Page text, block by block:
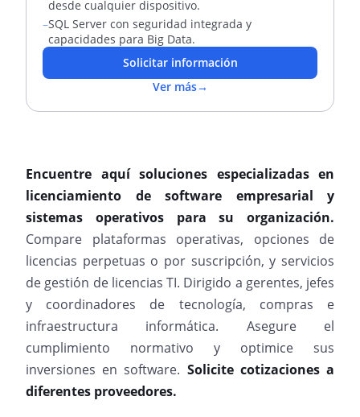
desde cualquier dispositivo.
–SQL Server con seguridad integrada y
capacidades para Big Data.
Solicitar información
Ver más→
Encuentre aquí soluciones especializadas en
licenciamiento de software empresarial y
sistemas operativos para su organización.
Compare plataformas operativas, opciones de
licencias perpetuas o por suscripción, y servicios
de gestión de licencias TI. Dirigido a gerentes, jefes
y coordinadores de tecnología, compras e
infraestructura informática. Asegure el
cumplimiento normativo y optimice sus
inversiones en software. Solicite cotizaciones a
diferentes proveedores.